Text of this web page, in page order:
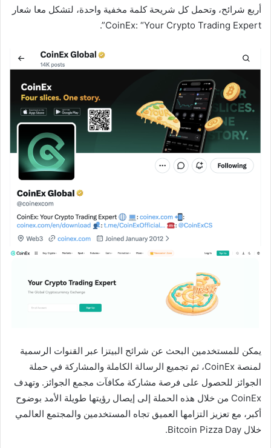
أربع شرائح، وتحمل كل شريحة كلمة مخفية واحدة، لتشكل معا شعار
CoinEx: “Your Crypto Trading Expert”.
يمكن للمستخدمين البحث عن شرائح البيتزا عبر القنوات الرسمية
لمنصة CoinEx، ثم تجميع الرسالة الكاملة والمشاركة في حملة
الجوائز للحصول على فرصة مشاركة مكافآت مجمع الجوائز. وتهدف
CoinEx من خلال هذه الحملة إلى إيصال رؤيتها طويلة الأمد بوضوح
أكبر، مع تعزيز التزامها العميق تجاه المستخدمين والمجتمع العالمي
خلال Bitcoin Pizza Day.